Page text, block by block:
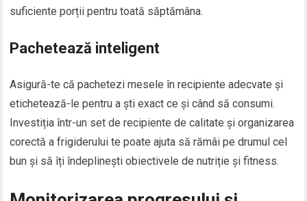
suficiente porții pentru toată săptămâna.
Pachetează inteligent
Asigură-te că pachetezi mesele în recipiente adecvate și
etichetează-le pentru a ști exact ce și când să consumi.
Investiția într-un set de recipiente de calitate și organizarea
corectă a frigiderului te poate ajuta să rămâi pe drumul cel
bun și să îți îndeplinești obiectivele de nutriție și fitness.